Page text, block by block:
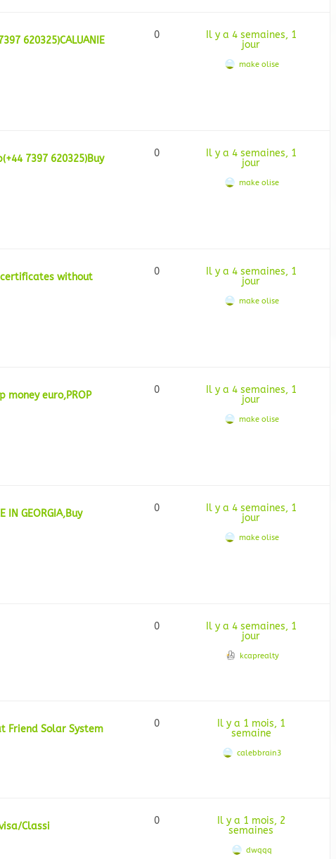
620325)CALUANIE
0
Il y a 4 semaines, 1
jour
make olise
7397 620325)Buy
0
Il y a 4 semaines, 1
jour
make olise
certificates without
0
Il y a 4 semaines, 1
jour
make olise
euro,PROP
0
Il y a 4 semaines, 1
jour
make olise
IN GEORGIA,Buy
0
Il y a 4 semaines, 1
jour
make olise
0
Il y a 4 semaines, 1
jour
kcaprealty
Friend Solar System 0
Il y a 1 mois, 1
semaine
calebbrain3
Classi 0
Il y a 1 mois, 2
semaines
dwqqq